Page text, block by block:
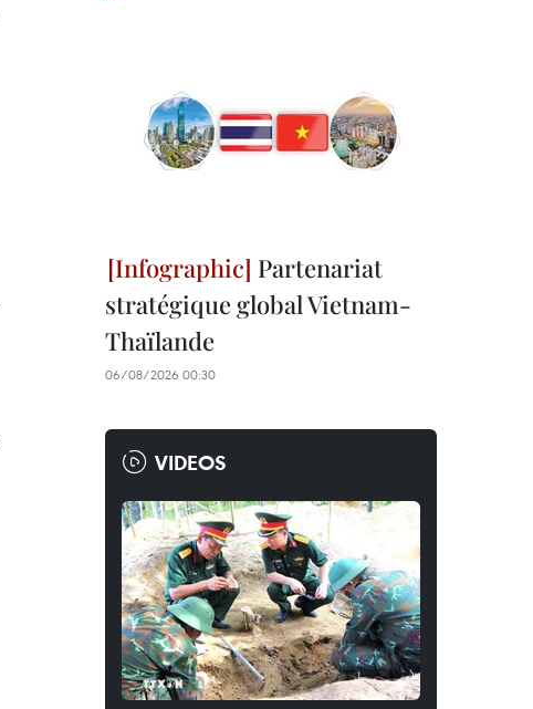
Partenariat
stratégique global Vietnam-
Thaïlande
06/08/2026 00:30
VIDEOS